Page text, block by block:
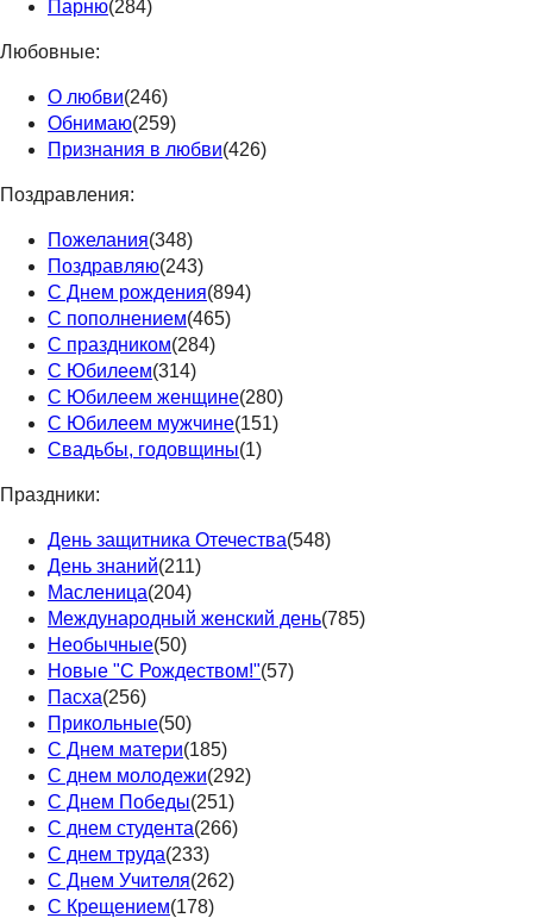
Парню(284)
Любовные:
О любви(246)
Обнимаю(259)
Признания в любви(426)
Поздравления:
Пожелания(348)
Поздравляю(243)
С Днем рождения(894)
С пополнением(465)
С праздником(284)
С Юбилеем(314)
С Юбилеем женщине(280)
С Юбилеем мужчине(151)
Свадьбы, годовщины(1)
Праздники:
День защитника Отечества(548)
День знаний(211)
Масленица(204)
Международный женский день(785)
Необычные(50)
Новые "С Рождеством!"(57)
Пасха(256)
Прикольные(50)
С Днем матери(185)
С днем молодежи(292)
С Днем Победы(251)
С днем студента(266)
С днем труда(233)
С Днем Учителя(262)
С Крещением(178)